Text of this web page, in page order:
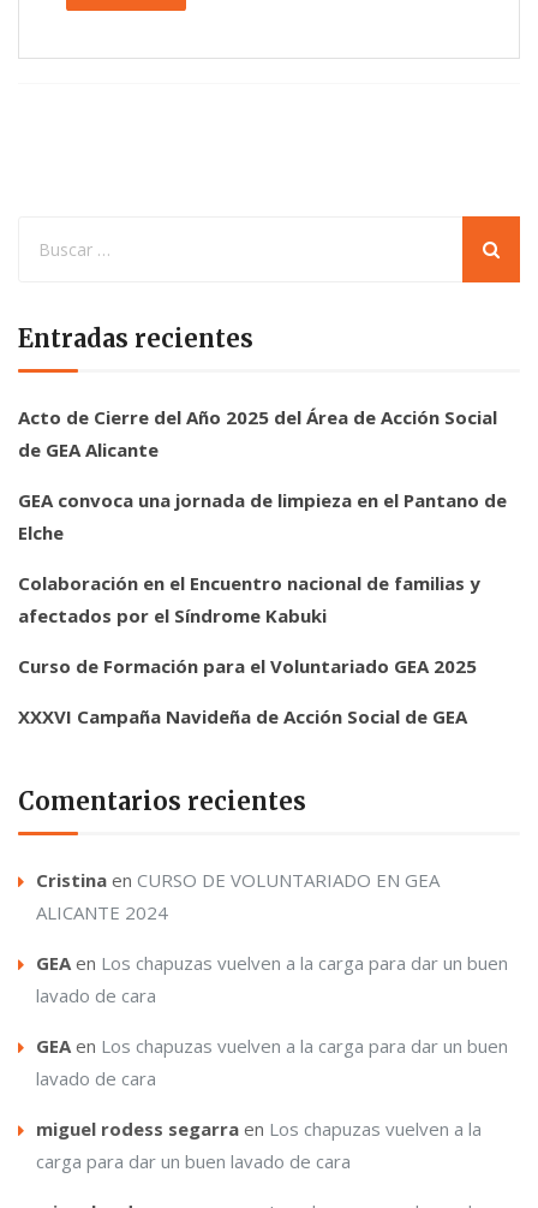
Entradas recientes
Acto de Cierre del Año 2025 del Área de Acción Social
de GEA Alicante
GEA convoca una jornada de limpieza en el Pantano de
Elche
Colaboración en el Encuentro nacional de familias y
afectados por el Síndrome Kabuki
Curso de Formación para el Voluntariado GEA 2025
XXXVI Campaña Navideña de Acción Social de GEA
Comentarios recientes
Cristina en CURSO DE VOLUNTARIADO EN GEA
ALICANTE 2024
GEAen Los chapuzas vuelven a la carga para dar un buen
lavado de cara
GEAen Los chapuzas vuelven a la carga para dar un buen
lavado de cara
miguel rodess segarra en Los chapuzas vuelven a la
carga para dar un buen lavado de cara